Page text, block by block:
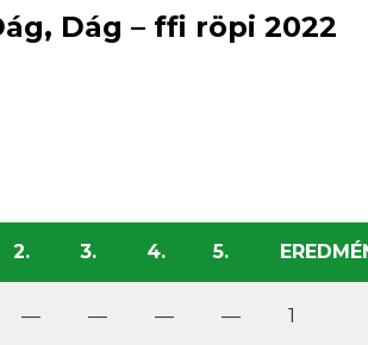
Dág – ffi röpi 2022
2. 3. 4. 5.
— — — — 1